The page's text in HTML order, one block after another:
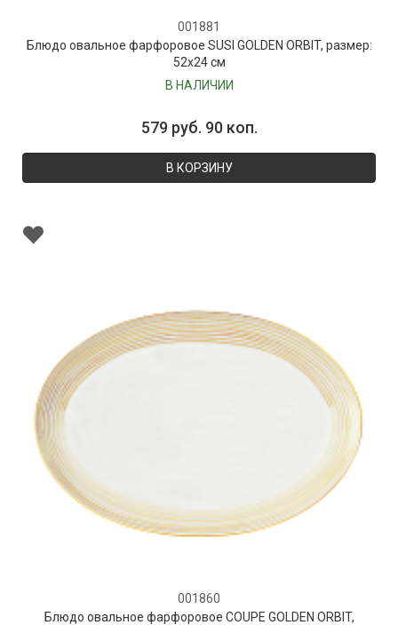
001881
Блюдо овальное фарфоровое SUSI GOLDEN ORBIT, размер:
52х24 см
В НАЛИЧИИ
579 руб. 90 коп.
В КОРЗИНУ
001860
Блюдо овальное фарфоровое COUPE GOLDEN ORBIT,